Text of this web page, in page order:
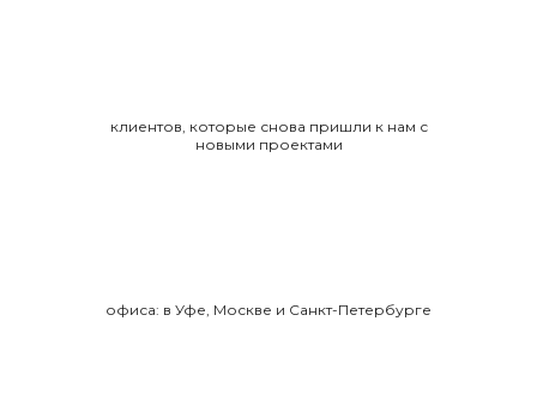
клиентов, которые снова пришли к нам с
новыми проектами
офиса: в Уфе, Москве и Санкт-Петербурге